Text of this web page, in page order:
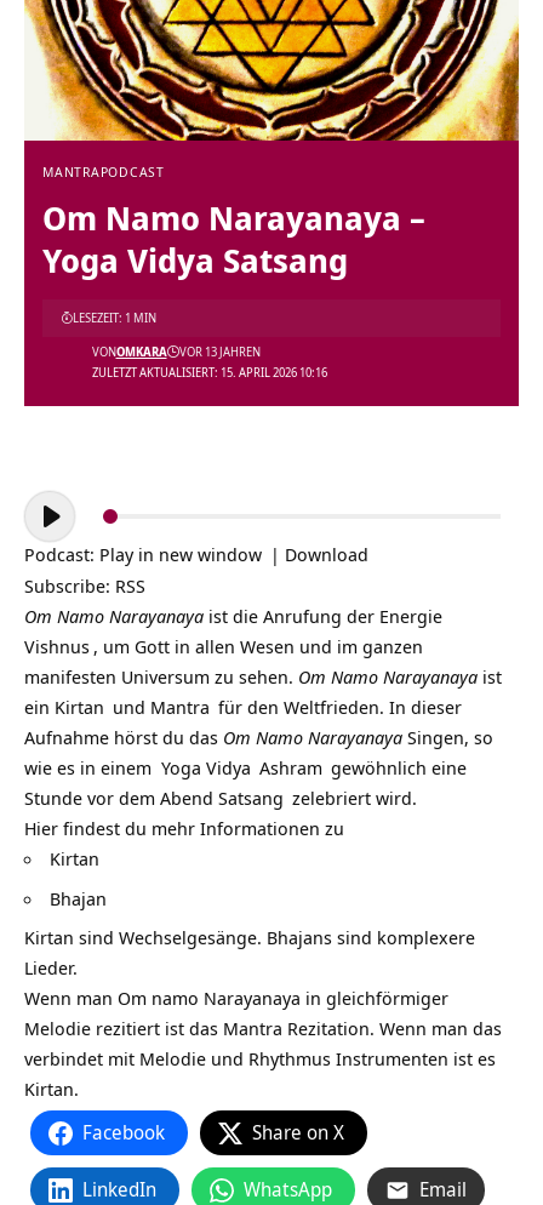
MANTRAPODCAST
Om Namo Narayanaya –
Yoga Vidya Satsang
ZULETZT AKTUALISIERT: 15. APRIL 2026 10:16
VONOMKARA VOR 13 JAHREN
LESEZEIT: 1 MIN
Audio-
Player
Podcast: Play in new window | Download
Subscribe: RSS
Om Namo Narayanaya ist die Anrufung der Energie
Vishnus , um Gott in allen Wesen und im ganzen
manifesten Universum zu sehen. Om Namo Narayanaya ist
ein Kirtan und Mantra für den Weltfrieden. In dieser
Aufnahme hörst du das Om Namo Narayanaya Singen, so
wie es in einem Yoga Vidya Ashram gewöhnlich eine
Stunde vor dem Abend Satsang zelebriert wird.
Hier findest du mehr Informationen zu
Kirtan
Bhajan
Kirtan sind Wechselgesänge. Bhajans sind komplexere
Lieder.
Wenn man Om namo Narayanaya in gleichförmiger
Melodie rezitiert ist das Mantra Rezitation. Wenn man das
verbindet mit Melodie und Rhythmus Instrumenten ist es
Kirtan.
Facebook Share on X
LinkedIn WhatsApp Email